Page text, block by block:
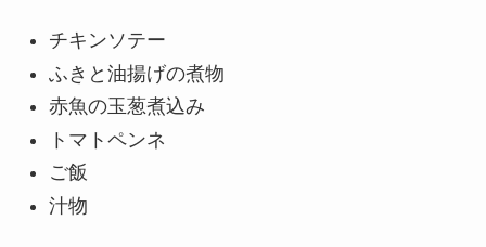
チキンソテー
ふきと油揚げの煮物
赤魚の玉葱煮込み
トマトペンネ
ご飯
汁物